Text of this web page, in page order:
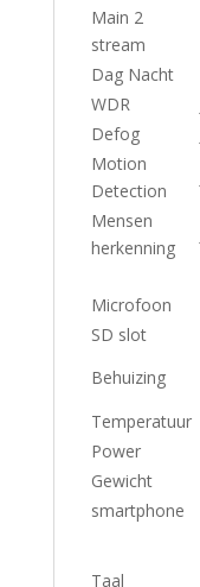
Main 2
stream
Dag Nacht
WDR
Defog
Motion
Detection
Mensen
herkenning
Microfoon
SD slot
Behuizing
Temperatuur
Power
Gewicht
smartphone
Taal